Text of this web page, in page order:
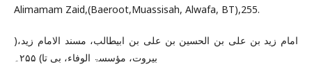
Alimamam Zaid,(Baeroot,Muassisah, Alwafa, BT),255.
امام زید بن علی بن الحسین بن علی بن ابیطالب، مسند الامام زید،(
بیروت، مؤسسۃ الوفاء، بی تا) ۲۵۵۔